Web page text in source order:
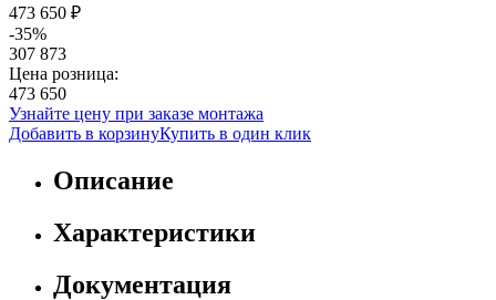
473 650 ₽
-35%
307 873
Цена розница:
473 650
Узнайте цену при заказе монтажа
Добавить в корзинуКупить в один клик
Описание
Характеристики
Документация